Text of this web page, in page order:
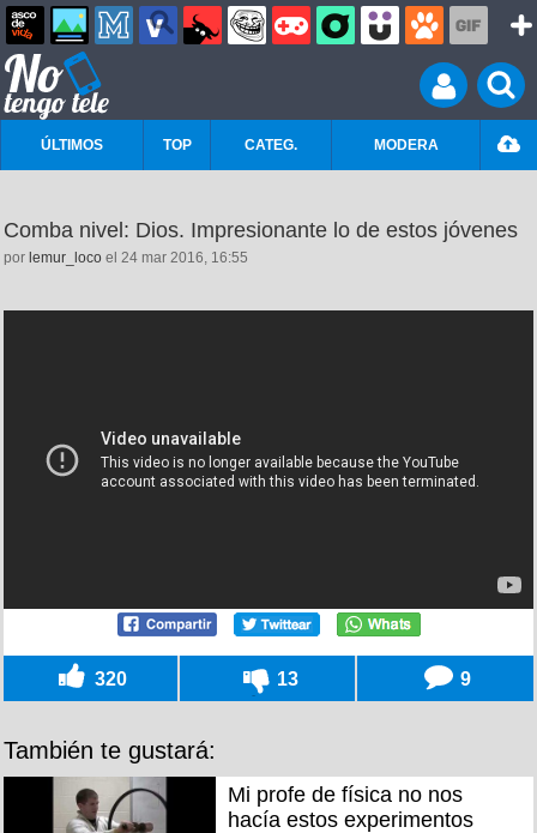
ÚLTIMOS TOP CATEG. MODERA
Comba nivel: Dios. Impresionante lo de estos jóvenes
por lemur_loco el 24 mar 2016, 16:55
320 13 9
También te gustará:
Mi profe de física no nos
hacía estos experimentos